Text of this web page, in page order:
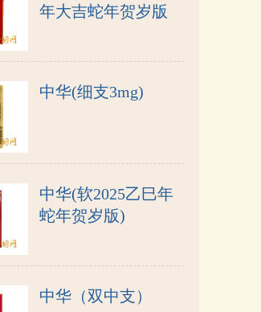
年大吉蛇年贺岁版
中华(细支3mg)
中华(软2025乙巳年
蛇年贺岁版)
中华（双中支）